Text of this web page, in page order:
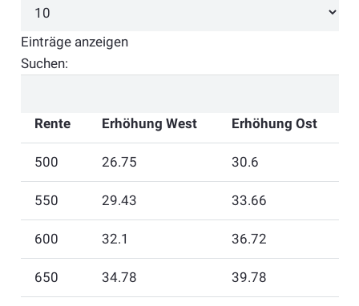
Einträge anzeigen
Suchen:
Rente Erhöhung West Erhöhung Ost
500 26.75 30.6
550 29.43 33.66
600 32.1 36.72
650 34.78 39.78